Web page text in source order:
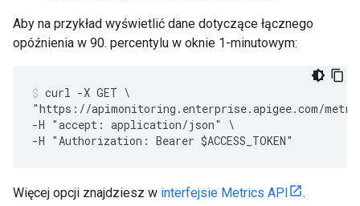
Aby na przykład wyświetlić dane dotyczące łącznego
opóźnienia w 90. percentylu w oknie 1-minutowym:
curl -X GET \
"https://apimonitoring.enterprise.apigee.com/
-H "accept: application/json" \
Więcej opcji znajdziesz w interfejsie Metrics API .